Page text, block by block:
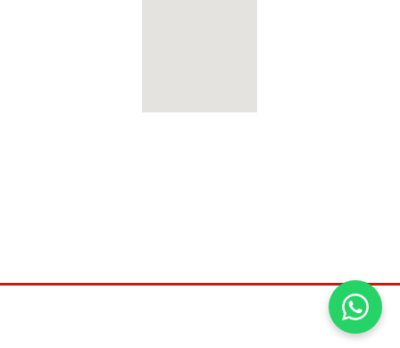
Universal distribuidora, Todos os direitos